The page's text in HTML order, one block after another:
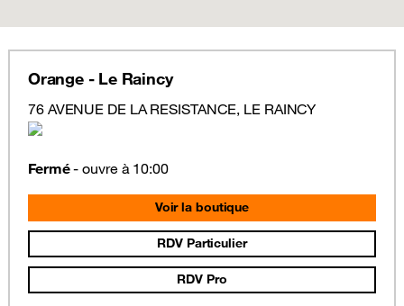
Orange - Le Raincy
76 AVENUE DE LA RESISTANCE, LE RAINCY
Fermé- ouvre à 10:00
Voir la boutique
RDV Particulier
RDV Pro